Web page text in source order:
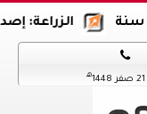
الزراعة: إصدار 12 ألف موافقة وتصريح بالمبيدات خلال 6 شهور

هـ